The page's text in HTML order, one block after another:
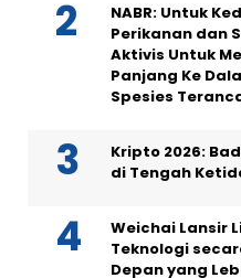
NABR: Untuk
Perikanan dan
Aktivis Untuk
Panjang Ke
Spesies
Kripto 2026:
di Tengah
Weichai Lansir
Teknologi
Depan yang